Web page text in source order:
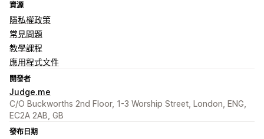
資源
隱私權政策
常見問題
教學課程
應用程式文件
開發者
Judge.me
C/O Buckworths 2nd Floor, 1-3 Worship Street, London, ENG,
EC2A 2AB, GB
發布日期